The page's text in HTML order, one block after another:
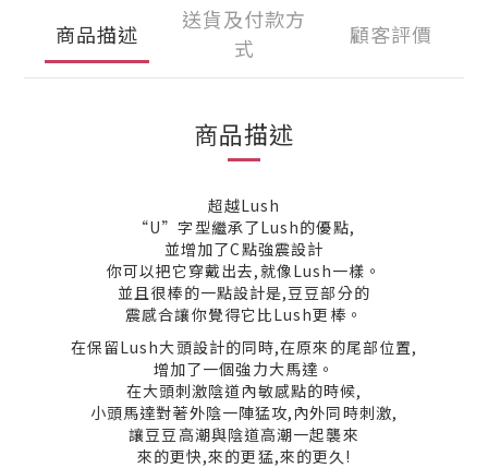
商品描述
送貨及付款方
式
顧客評價
商品描述
超越Lush
“U”字型繼承了Lush的優點,
並增加了C點強震設計
你可以把它穿戴出去,就像Lush一樣。
並且很棒的一點設計是,豆豆部分的
震感合讓你覺得它比Lush更棒。
在保留Lush大頭設計的同時,在原來的尾部位置,
增加了一個強力大馬達。
在大頭刺激陰道內敏感點的時候,
小頭馬達對著外陰一陣猛攻,內外同時刺激,
讓豆豆高潮與陰道高潮一起襲來
來的更快,來的更猛,來的更久!